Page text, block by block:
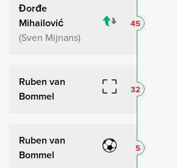
Đorđe
Mihailović
Sven Mijnans
45
Ruben van
Bommel
32
Ruben van
Bommel
5